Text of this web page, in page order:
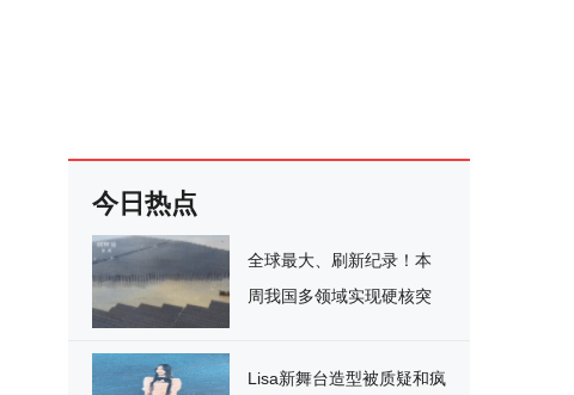
今日热点
全球最大、刷新纪录！本
周我国多领域实现硬核突
Lisa新舞台造型被质疑和疯